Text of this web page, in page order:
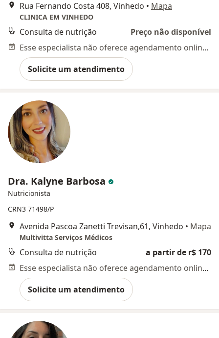
Rua Fernando Costa 408, Vinhedo • Mapa
CLINICA EM VINHEDO
Consulta de nutrição
Preço não disponível
Esse especialista não oferece agendamento online para esse endereço.
Solicite um atendimento
Dra. Kalyne Barbosa
Nutricionista
CRN3 71498/P
Avenida Pascoa Zanetti Trevisan,61, Vinhedo • Mapa
Multivitta Serviços Médicos
Consulta de nutrição
a partir de r$ 170
Esse especialista não oferece agendamento online para esse endereço.
Solicite um atendimento